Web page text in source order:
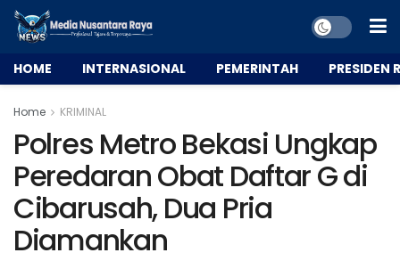
HOME INTERNASIONAL PEMERINTAH PRESIDEN
Home KRIMINAL
Polres Metro Bekasi Ungkap
Peredaran Obat Daftar G di
Cibarusah, Dua Pria
Diamankan